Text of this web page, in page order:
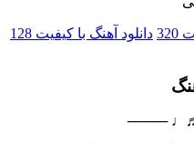
دانلود آهنگ با کیفیت 128
────